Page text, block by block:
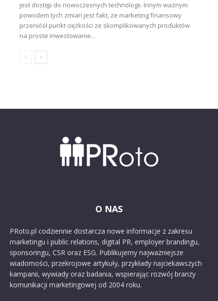
jest dostęp do nowoczesnych technologii. Innym ważnym
powodem tych zmian jest fakt, że marketing finansowy
przeniósł punkt ciężkości ze skomplikowanych produktów
na proste inwestowanie...
O NAS
PRoto.pl codziennie dostarcza nowe informacje z zakresu
marketingu i public relations, digital PR, employer brandingu,
sponsoringu, CSR oraz ESG. Publikujemy najważniejsze
wiadomości, przekrojowe artykuły, przykłady najciekawszych
kampanii, wywiady oraz badania, wspierając rozwój branży
komunikacji marketingowej od 2004 roku.